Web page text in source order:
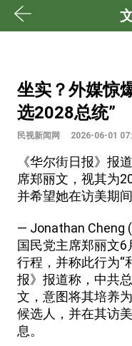
坐实？外媒惊
选2028总统”
民视新闻网 2026-06-01
《华尔街日报》报
席郑丽文，视其为
并希望她在访美期
— Jonathan Cheng
国民党主席郑丽文
行程，并称此行为“
报》报道称，中共
文，意图将其培养
候选人，并在其访
息。